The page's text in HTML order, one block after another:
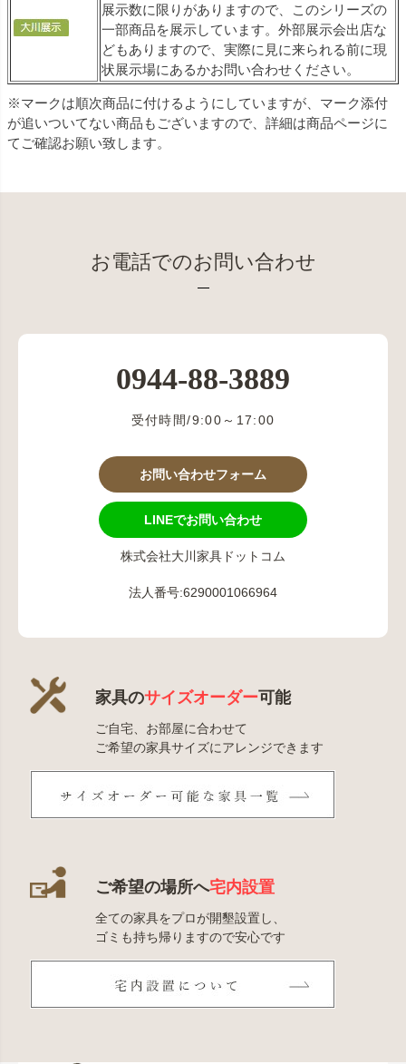
展示数に限りがありますので、このシリーズの
一部商品を展示しています。外部展示会出店な
どもありますので、実際に見に来られる前に現
状展示場にあるかお問い合わせください。
※マークは順次商品に付けるようにしていますが、マーク添付
が追いついてない商品もございますので、詳細は商品ページに
てご確認お願い致します。
お電話でのお問い合わせ
0944-88-3889
受付時間/9:00～17:00
お問い合わせフォーム
LINEでお問い合わせ
株式会社大川家具ドットコム
法人番号:6290001066964
家具のサイズオーダー可能
ご自宅、お部屋に合わせて
ご希望の家具サイズにアレンジできます
ご希望の場所へ宅内設置
全ての家具をプロが開墾設置し、
ゴミも持ち帰りますので安心です